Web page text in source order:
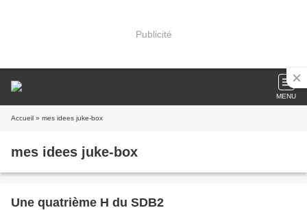
Publicité
MENU
Accueil » mes idees juke-box
mes idees juke-box
Une quatrième H du SDB2